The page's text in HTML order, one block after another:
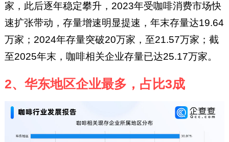
家，此后逐年稳定攀升，2023年受咖啡消费市场快
速扩张带动，存量增速明显提速，年末存量达19.64
万家；2024年存量突破20万家，至21.57万家；截
至2025年末，咖啡相关企业存量已达25.17万家。
2、华东地区企业最多，占比3成